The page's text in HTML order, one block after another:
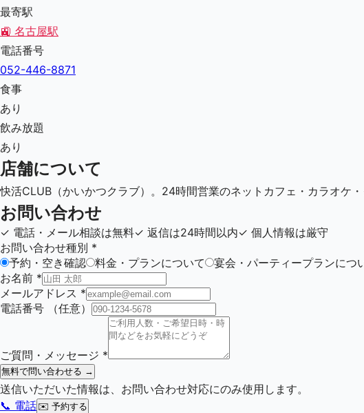
最寄駅
🚉 名古屋駅
電話番号
052-446-8871
食事
あり
飲み放題
あり
店舗について
快活CLUB（かいかつクラブ）。24時間営業のネットカフェ・カラオケ
お問い合わせ
✓ 電話・メール相談は無料✓ 返信は24時間以内✓ 個人情報は厳守
お問い合わせ種別 *
予約・空き確認
料金・プランについて 宴会・パーティープランにつ
お名前 *
メールアドレス *
電話番号
（任意）
ご質問・メッセージ *
無料で問い合わせる →
送信いただいた情報は、お問い合わせ対応にのみ使用します。
📞 電話 ✉️ 予約する